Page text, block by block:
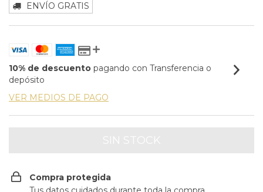
ENVÍO GRATIS
10% de descuento pagando con Transferencia o
depósito
VER MEDIOS DE PAGO
Compra protegida